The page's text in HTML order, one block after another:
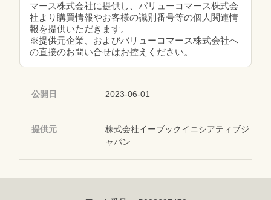
マース株式会社に提供し、バリューコマース株式会
社より購買情報やお客様の識別番号等の個人関連情
報を提供いただきます。
※提供元企業、およびバリューコマース株式会社へ
の直接のお問い合せはお控えください。
公開日 2023-06-01
提供元
株式会社イーブックイニシアティブジ
ャパン